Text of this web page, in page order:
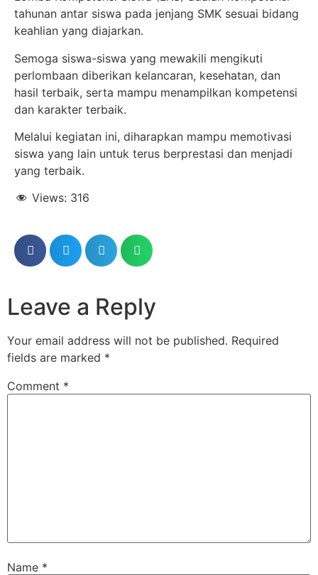
tahunan antar siswa pada jenjang SMK sesuai bidang
keahlian yang diajarkan.
Semoga siswa-siswa yang mewakili mengikuti
perlombaan diberikan kelancaran, kesehatan, dan
hasil terbaik, serta mampu menampilkan kompetensi
dan karakter terbaik.
Melalui kegiatan ini, diharapkan mampu memotivasi
siswa yang lain untuk terus berprestasi dan menjadi
yang terbaik.
Views: 316
Leave a Reply
Your email address will not be published. Required
fields are marked *
Comment *
Name *